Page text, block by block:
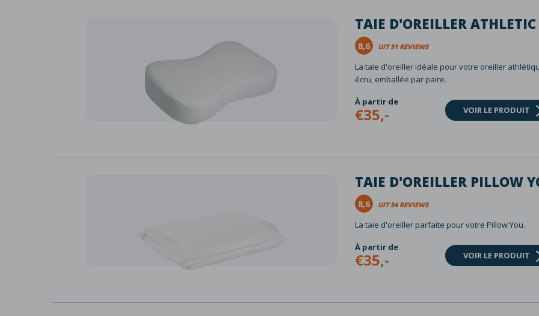
TAIE D'OREILLER
8,6 UIT 51 REVIEWS
La taie d'oreiller idéale pour votre oreiller
écru, emballée par paire.
À partir de
€35,- VOIR LE PRODUIT
TAIE D'OREILLER PILLOW
8,6 UIT 54 REVIEWS
La taie d'oreiller parfaite pour votre Pillow You.
À partir de
€35,- VOIR LE PRODUIT